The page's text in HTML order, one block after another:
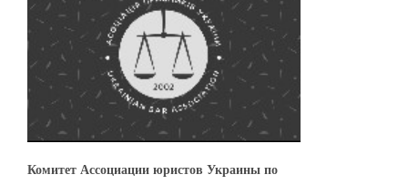
Комитет Ассоциации юристов Украины по